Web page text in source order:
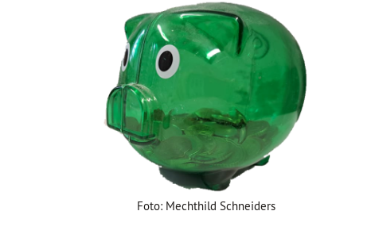
Foto: Mechthild Schneiders